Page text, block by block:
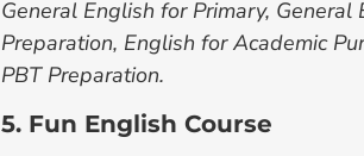
General English for Primary,
Preparation, English for Academic
PBT Preparation.
5. Fun English Course